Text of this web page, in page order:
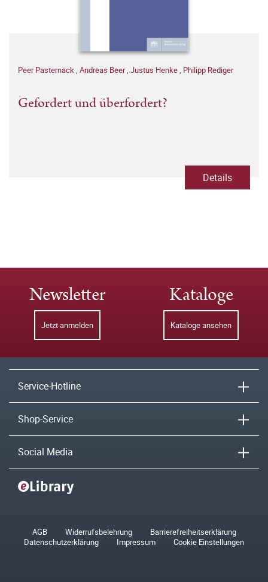
Peer Pasternack, Andreas Beer, Justus Henke, Philipp Rediger
Gefordert und überfordert?
Details
Newsletter
Jetzt anmelden
Kataloge
Kataloge ansehen
Service-Hotline
Shop-Service
Social Media
AGB Widerrufsbelehrung
Barrierefreiheitserklärung
Datenschutzerklärung
Impressum Cookie Einstellungen